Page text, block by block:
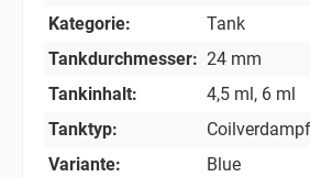
Kategorie:
Tank
Tankdurchmesser: 24 mm
Tankinhalt:
4,5 ml, 6 ml
Tanktyp:
Variante:
Blue